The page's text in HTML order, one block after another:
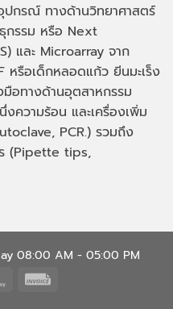
ปกรณ์ ทางด้านวิทยาศาสตร์
กรรม หรือ Next
และ Microarray จาก
หรือเด็กหลอดแก้ว ยีนมะเร็ง
มือทางด้านอุตสาหกรรม
ความร้อน และเครื่องเพิ่ม
PCR.) รวมถึง
(Pipette tips,
08:00 AM - 05:00 PM
Click